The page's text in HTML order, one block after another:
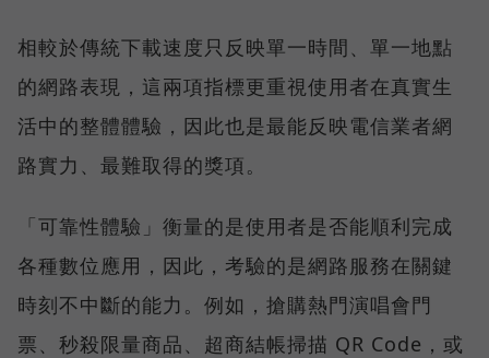
相較於傳統下載速度只反映單一時間、單一地點
的網路表現，這兩項指標更重視使用者在真實生
活中的整體體驗，因此也是最能反映電信業者網
路實力、最難取得的獎項。
「可靠性體驗」衡量的是使用者是否能順利完成
各種數位應用，因此，考驗的是網路服務在關鍵
時刻不中斷的能力。例如，搶購熱門演唱會門
票、秒殺限量商品、超商結帳掃描 QR Code，或